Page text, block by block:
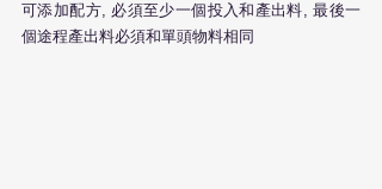
可添加配方, 必須至少一個投入和產出料, 最後一
個途程產出料必須和單頭物料相同